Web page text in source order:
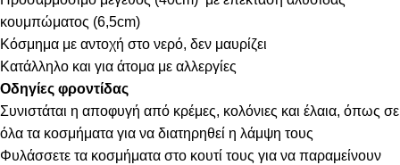
κουμπώματος (6,5cm)
Κόσμημα με αντοχή στο νερό, δεν μαυρίζει
Κατάλληλο και για άτομα με αλλεργίες
Οδηγίες φροντίδας
Συνιστάται η αποφυγή από κρέμες, κολόνιες και έλαια, όπως σε
όλα τα κοσμήματα για να διατηρηθεί η λάμψη τους
Φυλάσσετε τα κοσμήματα στο κουτί τους για να παραμείνουν